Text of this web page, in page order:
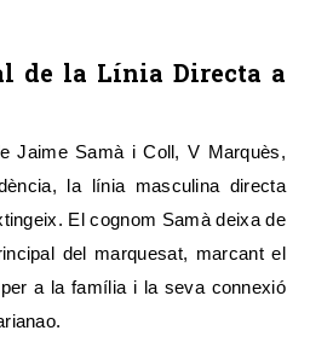
de la Línia Directa a
Jaime Samà i Coll, V Marquès,
la línia masculina directa
El cognom Samà deixa de
del marquesat, marcant el
per a la família i la seva connexió